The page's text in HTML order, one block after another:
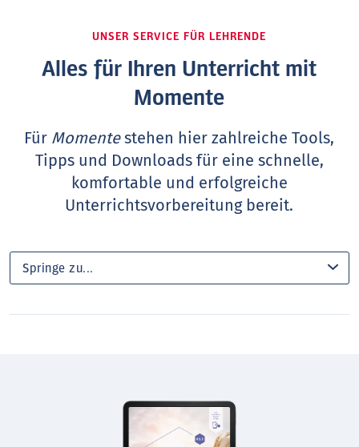
UNSER SERVICE FÜR LEHRENDE
Alles für Ihren Unterricht mit
Momente
Für Momentestehen hier zahlreiche Tools,
Tipps und Downloads für eine schnelle,
komfortable und erfolgreiche
Unterrichtsvorbereitung bereit.